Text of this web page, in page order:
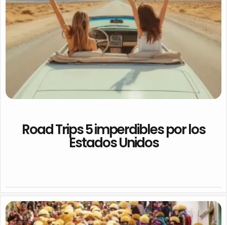
Road Trips 5 imperdibles por los
Estados Unidos